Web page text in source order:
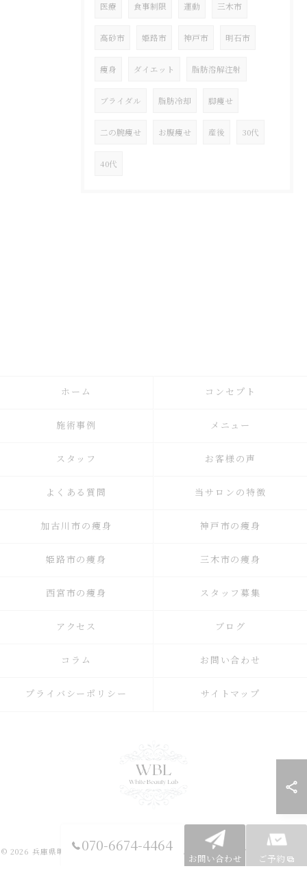
医療 食事制限 運動 三木市
高砂市 姫路市 神戸市 明石市
痩身 ダイエット 脂肪溶解注射
ブライダル 脂肪冷却 脚痩せ
二の腕痩せ お腹痩せ 産後 30代
40代
070-6674-4464
お問い合わせ ご予約
ホーム コンセプト
施術事例 メニュー
スタッフ お客様の声
よくある質問 当サロンの特徴
加古川市の痩身 神戸市の痩身
姫路市の痩身 三木市の痩身
西宮市の痩身 スタッフ募集
アクセス ブログ
コラム お問い合わせ
プライバシーポリシー サイトマップ
© 2026 兵庫県明石市の痩身ならWhite Beauty Lab ALL RIGHTS RESERVED.